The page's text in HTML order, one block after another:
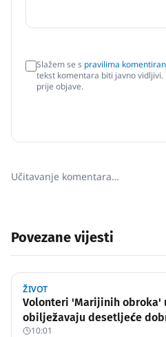
Slažem se s pravilima
tekst komentara biti javno
prije objave.
Učitavanje komentara…
Povezane vijesti
ŽIVOT
Volonteri 'Marijinih obroka'
obilježavaju desetljeće
10:01